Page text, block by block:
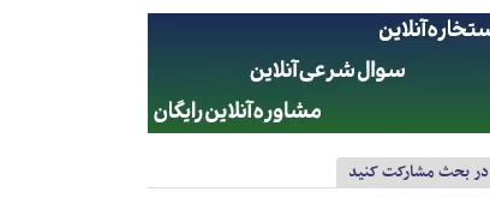
در بحث مشارکت کنید